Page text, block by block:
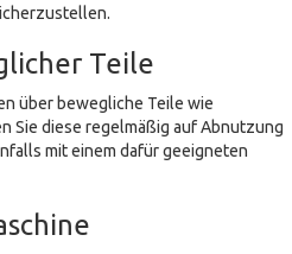
Teile
über bewegliche Teile wie
Sie diese regelmäßig auf Abnutzung
mit einem dafür geeigneten